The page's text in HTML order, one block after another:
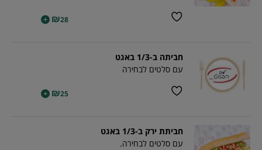
₪28
+
חביתה ב-1/3 באגט
עם סלטים לבחירה
₪25
+
חביתת ירק ב-1/3 באגט
עם סלטים לבחירה.